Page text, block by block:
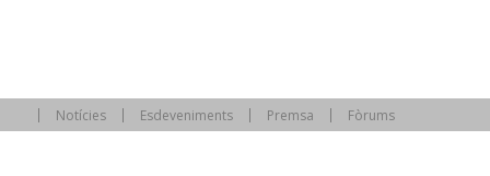
Notícies Esdeveniments Premsa Fòrums